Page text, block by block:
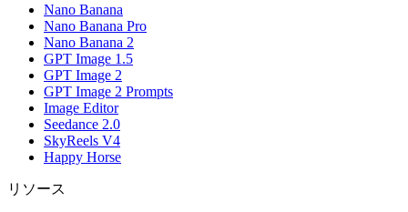
Nano Banana
Nano Banana Pro
Nano Banana 2
GPT Image 1.5
GPT Image 2
GPT Image 2 Prompts
Image Editor
Seedance 2.0
SkyReels V4
Happy Horse
リソース